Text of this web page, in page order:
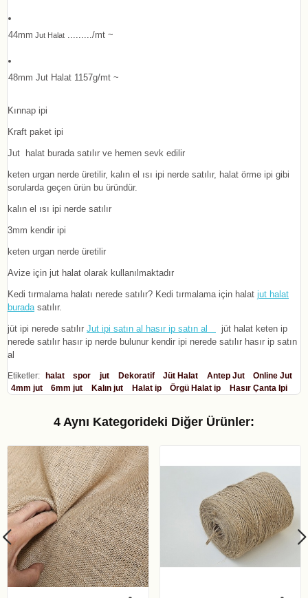
44mm Jut Halat ........./mt ~
48mm Jut Halat 1157g/mt ~
Kınnap ipi
Kraft paket ipi
Jut halat burada satılır ve hemen sevk edilir
keten urgan nerde üretilir, kalın el ısı ipi nerde satılır, halat örme ipi gibi
sorularda geçen ürün bu üründür.
kalın el ısı ipi nerde satılır
3mm kendir ipi
keten urgan nerde üretilir
Avize için jut halat olarak kullanılmaktadır
Kedi tırmalama halatı nerede satılır? Kedi tırmalama için halat jut halat
buradasatılır.
jüt ipi nerede satılır Jut ipi satın al hasır ip satın al
jüt halat keten ip
nerede satılır hasır ip nerde bulunur kendir ipi nerede satılır hasır ip satın
al
Etiketler: halat spor jut Dekoratif Jüt Halat Antep Jut
Online Jut
4mm jut
6mm jut Kalın jut Halat ip Örgü Halat ip Hasır Çanta Ipi
4 Aynı Kategorideki Diğer Ürünler: